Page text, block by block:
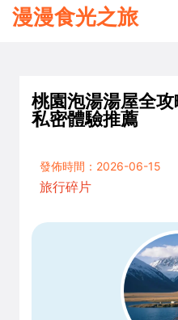
漫漫食光之旅
桃園泡湯湯屋全
私密體驗推薦
發佈時間：2026-06-15
旅行碎片